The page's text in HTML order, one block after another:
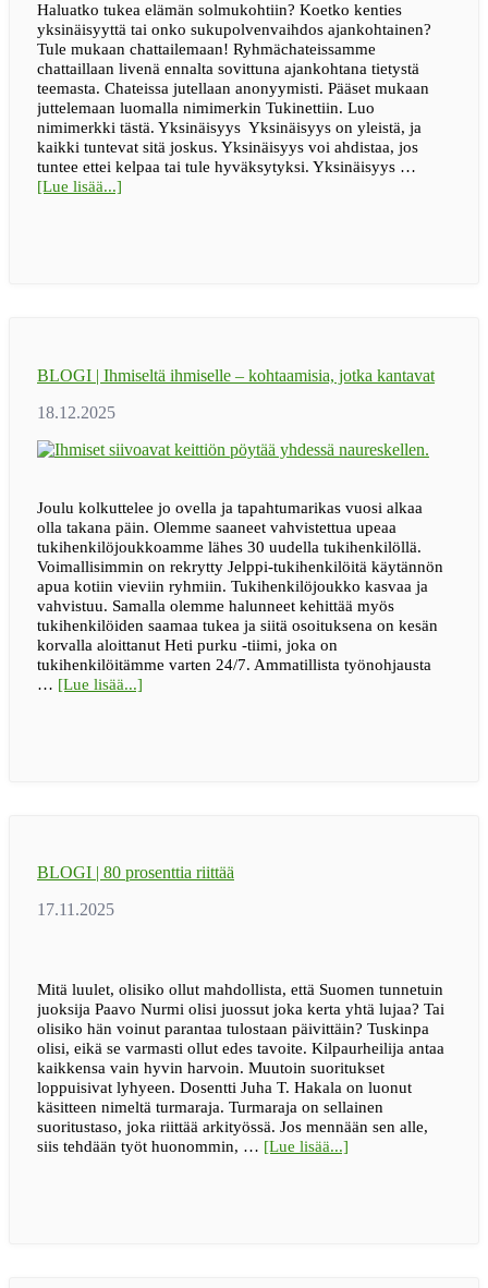
Haluatko tukea elämän solmukohtiin? Koetko kenties
yksinäisyyttä tai onko sukupolvenvaihdos ajankohtainen?
Tule mukaan chattailemaan! Ryhmächateissamme
chattaillaan livenä ennalta sovittuna ajankohtana tietystä
teemasta. Chateissa jutellaan anonyymisti. Pääset mukaan
juttelemaan luomalla nimimerkin Tukinettiin. Luo
nimimerkki tästä. Yksinäisyys Yksinäisyys on yleistä, ja
kaikki tuntevat sitä joskus. Yksinäisyys voi ahdistaa, jos
tuntee ettei kelpaa tai tule hyväksytyksi. Yksinäisyys …
[Lue lisää...]
BLOGI | Ihmiseltä ihmiselle – kohtaamisia, jotka kantavat
Joulu kolkuttelee jo ovella ja tapahtumarikas vuosi alkaa
olla takana päin. Olemme saaneet vahvistettua upeaa
tukihenkilöjoukkoamme lähes 30 uudella tukihenkilöllä.
Voimallisimmin on rekrytty Jelppi-tukihenkilöitä käytännön
apua kotiin vieviin ryhmiin. Tukihenkilöjoukko kasvaa ja
vahvistuu. Samalla olemme halunneet kehittää myös
tukihenkilöiden saamaa tukea ja siitä osoituksena on kesän
korvalla aloittanut Heti purku -tiimi, joka on
tukihenkilöitämme varten 24/7. Ammatillista työnohjausta
… [Lue lisää...]
BLOGI | 80 prosenttia riittää
Mitä luulet, olisiko ollut mahdollista, että Suomen tunnetuin
juoksija Paavo Nurmi olisi juossut joka kerta yhtä lujaa? Tai
olisiko hän voinut parantaa tulostaan päivittäin? Tuskinpa
olisi, eikä se varmasti ollut edes tavoite. Kilpaurheilija antaa
kaikkensa vain hyvin harvoin. Muutoin suoritukset
loppuisivat lyhyeen. Dosentti Juha T. Hakala on luonut
käsitteen nimeltä turmaraja. Turmaraja on sellainen
suoritustaso, joka riittää arkityössä. Jos mennään sen alle,
siis tehdään työt huonommin, … [Lue lisää...]